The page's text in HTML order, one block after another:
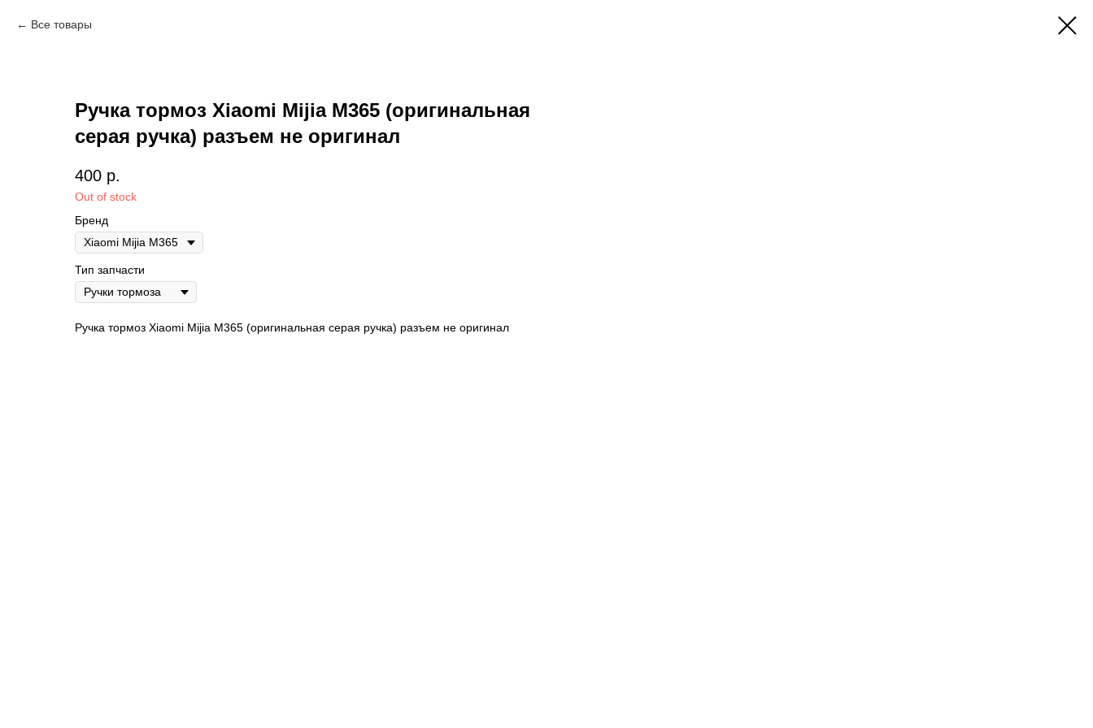
Все товары
Ручка тормоз Xiaomi Mijia M365 (оригинальная
серая ручка) разъем не оригинал
400 р.
Out of stock
Бренд
Тип запчасти
Ручка тормоз Xiaomi Mijia M365 (оригинальная серая ручка) разъем не оригинал